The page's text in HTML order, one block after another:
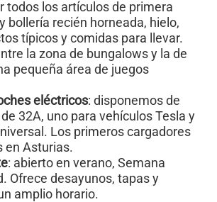
todos los artículos de primera
bollería recién horneada, hielo,
típicos y comidas para llevar.
la zona de bungalows y la de
pequeña área de juegos
eléctricos: disponemos de
32A, uno para vehículos Tesla y
Los primeros cargadores
en Asturias.
: abierto en verano, Semana
Ofrece desayunos, tapas y
amplio horario.